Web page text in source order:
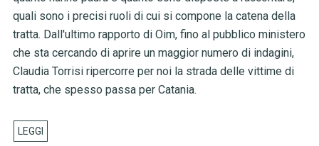
quali sono i precisi ruoli di cui si compone la catena della
tratta. Dall'ultimo rapporto di Oim, fino al pubblico ministero
che sta cercando di aprire un maggior numero di indagini,
Claudia Torrisi ripercorre per noi la strada delle vittime di
tratta, che spesso passa per Catania.